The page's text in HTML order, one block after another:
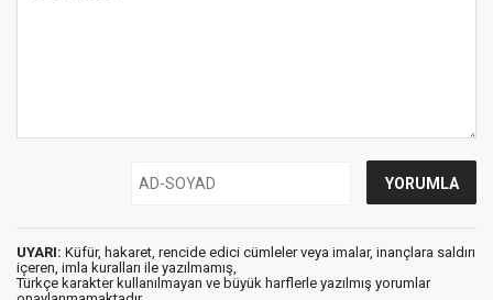
UYARI: Küfür, hakaret, rencide edici cümleler veya imalar, inançlara saldırı
içeren, imla kuralları ile yazılmamış,
Türkçe karakter kullanılmayan ve büyük harflerle yazılmış yorumlar